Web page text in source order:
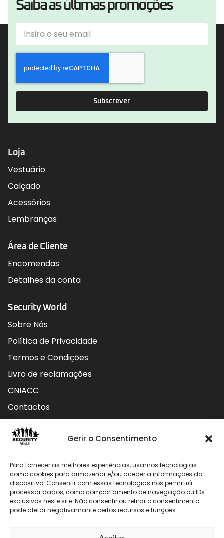
Gerir o Consentimento
Para fornecer as melhores experiências, usamos tecnologias
como cookies para armazenar e/ou aceder a informações do
dispositivo. Consentir com essas tecnologias nos permitirá
processar dados, como comportamento de navegação ou IDs
exclusivos neste site. Não consentir ou retirar o consentimento
pode afetar negativamante certos recursos e funções.
Saiba as últimas promoções
Subscrever
Loja
Vestuário
Calçado
Acessórios
Lembranças
Área de Cliente
Encomendas
Detalhes da conta
Security World
Sobre Nós
Política de Privacidade
Termos e Condições
Livro de reclamações
CNIACC
Contactos
Contactos
912 009 740 (Chamada para rede móvel nacional)
geral@securityworld.pt